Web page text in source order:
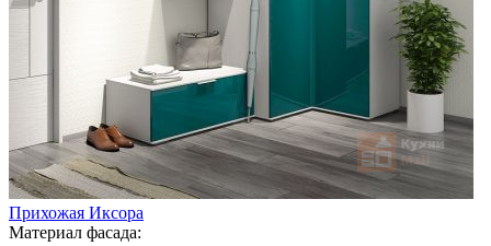
Прихожая Иксора
Материал фасада: